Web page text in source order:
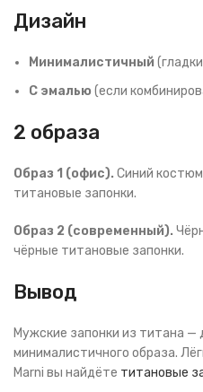
Дизайн
Минималистичный
С эмалью (если
2 образа
Образ 1 (офис). Синий
титановые запонки.
Образ 2 (современный).
чёрные титановые запонки.
Вывод
Мужские запонки из титана —
минималистичного образа.
Marni вы найдёте титановые